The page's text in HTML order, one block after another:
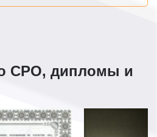
СРО, дипломы и